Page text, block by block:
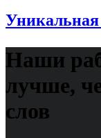
Наши
лучше,
слов